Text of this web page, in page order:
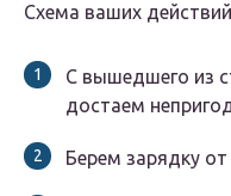
Схема ваших
С вышедшего из
достаем
Берем зарядку от